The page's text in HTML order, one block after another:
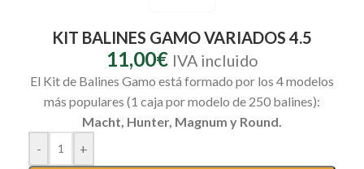
KIT BALINES GAMO VARIADOS 4.5
11,00€ IVA incluido
El Kit de Balines Gamo está formado por los 4 modelos
más populares (1 caja por modelo de 250 balines):
Macht, Hunter, Magnum y Round.
-
+